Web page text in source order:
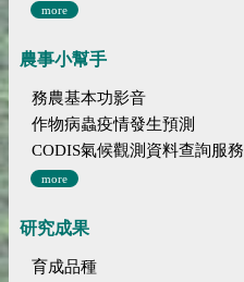
more
農事小幫手
務農基本功影音
作物病蟲疫情發生預測
CODIS氣候觀測資料查詢服務
more
研究成果
育成品種